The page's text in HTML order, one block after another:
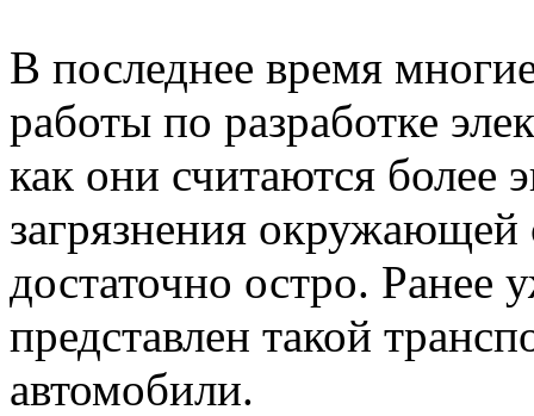
В последнее время
работы по разработке
как они считаются более
загрязнения окружающей
достаточно остро.
представлен такой
автомобили.